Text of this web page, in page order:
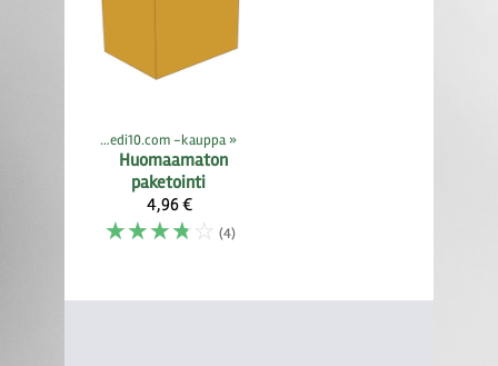
Medi10.com -kauppa ‪»
Huomaamaton
paketointi
4,96 €
☆☆☆☆ ☆ (4)